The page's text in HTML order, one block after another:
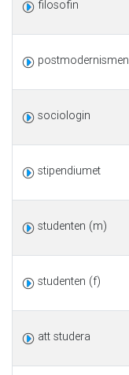
filosofin
postmodernismen
sociologin
stipendiumet
studenten (m)
studenten (f)
att studera